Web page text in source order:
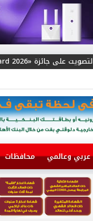
عربي وعالمي محافظات